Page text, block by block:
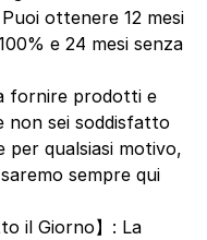
Puoi ottenere 12 mesi
e 24 mesi senza
fornire prodotti e
non sei soddisfatto
qualsiasi motivo,
sempre qui
il Giorno】: La